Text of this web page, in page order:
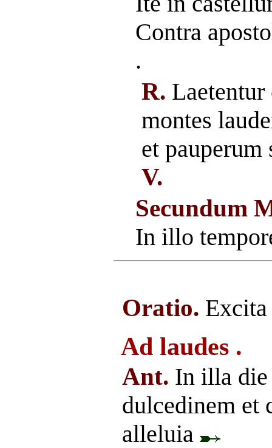
Contra
.
R.
montes
et
V.
Secundum
In illo
Oratio.
Ad laudes .
Ant. In illa die
dulcedinem et
alleluia